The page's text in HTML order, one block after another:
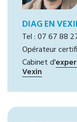
DIAG EN
Tel : 07 67 88
Opérateur
Cabinet d'
Vexin